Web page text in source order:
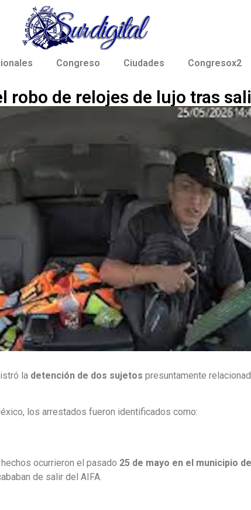
Congreso Ciudades Congresox2
robo de relojes de lujo tras
la detención de dos sujetospresuntamente
los arrestados fueron identificados como:
ocurrieron el pasado 25 de mayo en el municipio
de salir del AIFA.